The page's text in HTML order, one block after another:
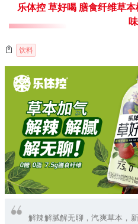
乐体控 草好喝 膳食纤维草
味
饮料
解辣解腻解无聊，汽爽草本，